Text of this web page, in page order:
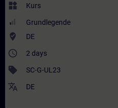
widgets Kurs
Grundlegende
where_to_vote DE
access_time 2 days
sell SC-G-UL23
translate DE